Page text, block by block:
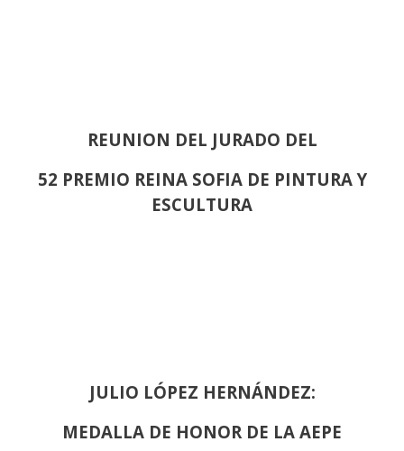
REUNION DEL JURADO DEL
52 PREMIO REINA SOFIA DE PINTURA Y
ESCULTURA
JULIO LÓPEZ HERNÁNDEZ:
MEDALLA DE HONOR DE LA AEPE